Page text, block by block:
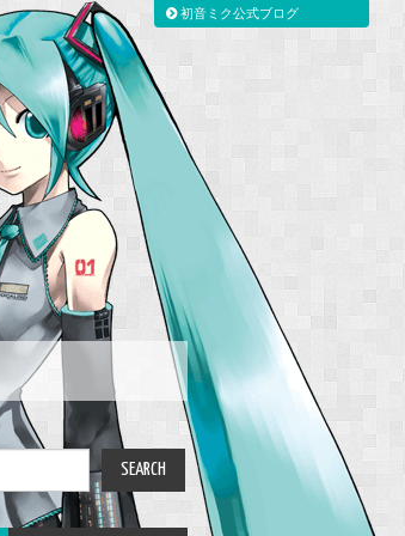
初音ミク公式ブログ